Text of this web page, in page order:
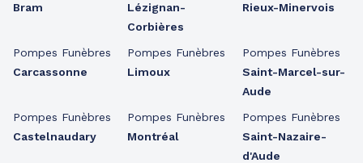
Bram
Pompes Funèbres
Carcassonne
Pompes Funèbres
Castelnaudary
Lézignan-
Corbières
Pompes Funèbres
Limoux
Pompes Funèbres
Montréal
Rieux-Minervois
Pompes Funèbres
Saint-Marcel-sur-
Aude
Pompes Funèbres
Saint-Nazaire-
d'Aude